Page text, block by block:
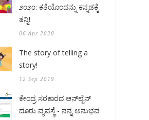
೨೦೨೦: ಕತೆಯೊಂದನ್ನು ಕನ್ನಡಕ್ಕೆ
ತನ್ನಿ!
06 Apr 2020
The story of telling a
story!
12 Sep 2019
ಕೇಂದ್ರ ಸರಕಾರದ ಆನ್‌ಲೈನ್
ದೂರು ವ್ಯವಸ್ಥೆ - ನನ್ನ ಅನುಭವ